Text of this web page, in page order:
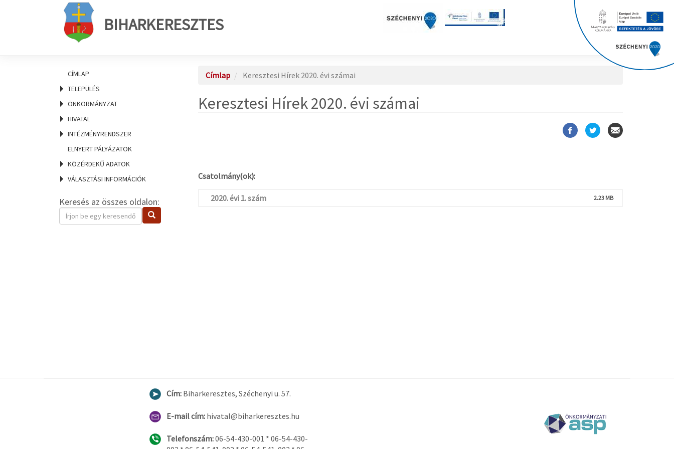
BIHARKERESZTES
CÍMLAP
TELEPÜLÉS
ÖNKORMÁNYZAT
HIVATAL
INTÉZMÉNYRENDSZER
ELNYERT PÁLYÁZATOK
KÖZÉRDEKŰ ADATOK
VÁLASZTÁSI INFORMÁCIÓK
Keresés az összes oldalon:
Keresendő
kifejezés
Keresés
Címlap Keresztesi Hírek 2020. évi számai
Keresztesi Hírek 2020. évi számai
Csatolmány(ok):
2020. évi 1. szám 2.23 MB
Cím: Biharkeresztes, Széchenyi u. 57.
E-mail cím: hivatal@biharkeresztes.hu
Telefonszám:06-54-430-001 * 06-54-430-